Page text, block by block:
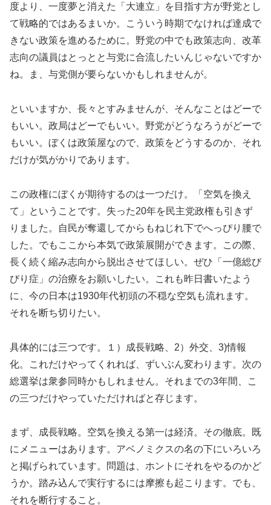
度より、一度夢と消えた「大連立」を目指す方が野党とし
て戦略的ではあるまいか。こういう時期でなければ達成で
きない政策を進めるために。野党の中でも政策志向、改革
志向の議員はとっとと与党に合流したいんじゃないですか
ね。ま、与党側が要らないかもしれませんが。
といいますか、長々とすみませんが、そんなことはどーで
もいい。政局はどーでもいい。野党がどうなろうがどーで
もいい。ぼくは政策屋なので、政策をどうするのか、それ
だけが気がかりであります。
この政権にぼくが期待するのは一つだけ。「空気を換え
て」ということです。失った20年を民主党政権も引きず
りました。自民が奪還してからもねじれ下でへっぴり腰で
した。でもここから本気で政策展開ができます。この際、
長く続く縮み志向から脱出させてほしい。ぜひ「一億総び
びり症」の治療をお願いしたい。これも昨日書いたよう
に、今の日本は1930年代初頭の不穏な空気も流れます。
それを断ち切りたい。
具体的には三つです。１）成長戦略、2）外交、3)情報
化。これだけやってくれれば、ずいぶん変わります。次の
総選挙は衆参同時かもしれません。それまでの3年間、こ
の三つだけやっていただければと存じます。
まず、成長戦略。空気を換える第一は経済。その徹底。既
にメニューはあります。アベノミクスの名の下にいろいろ
と掲げられています。問題は、ホントにそれをやるのかど
うか。踏み込んで実行するには摩擦も起こります。でも、
それを断行すること。